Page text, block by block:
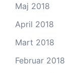
Maj 2018
April 2018
Mart 2018
Februar 2018